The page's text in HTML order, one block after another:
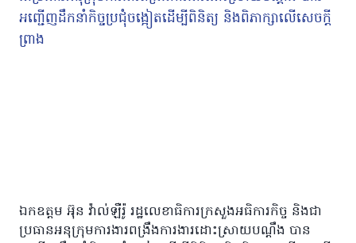
ឯកឧត្តម អ៊ុន វ៉ាល់ឡឺរ៉ូ រដ្ឋលេខាធិការក្រសួងអធិការកិច្ច និងជា
ប្រធានអនុក្រុមការងារពង្រឹងការងារដោះស្រាយបណ្តឹង បាន